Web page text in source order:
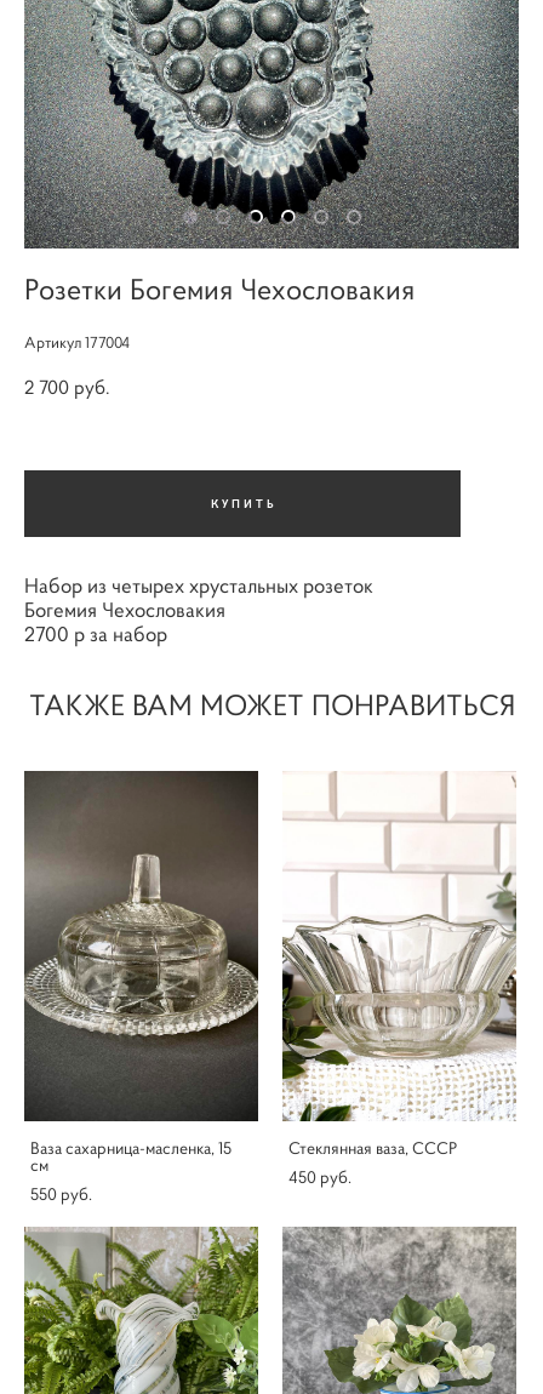
Розетки Богемия Чехословакия
Артикул 177004
2 700 pуб.
КУПИТЬ
Набор из четырех хрустальных розеток
Богемия Чехословакия
2700 р за набор
ТАКЖЕ ВАМ МОЖЕТ ПОНРАВИТЬСЯ
Ваза сахарница-масленка, 15
см
550 pуб.
Стеклянная ваза, СССР
450 pуб.